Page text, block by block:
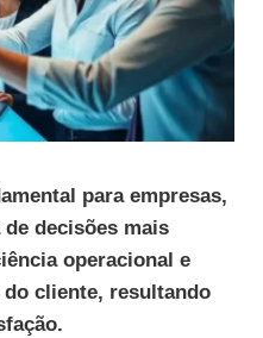
para empresas,
decisões mais
operacional e
cliente, resultando